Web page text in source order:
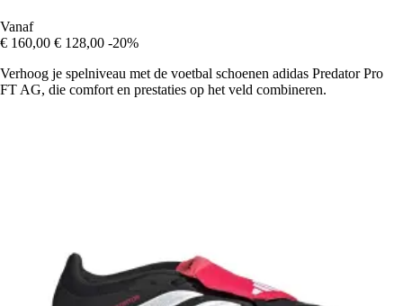
Vanaf
€ 160,00 € 128,00 -20%
Verhoog je spelniveau met de voetbal schoenen adidas Predator Pro
FT AG, die comfort en prestaties op het veld combineren.